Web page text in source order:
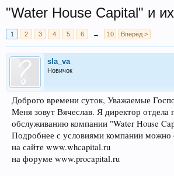
"Water House Capital" и
1 2 3 4 5 6 → 10 Вперёд >
sla_va
Новичок
Доброго времени суток, Уважаемые
Меня зовут Вячеслав. Я директор отдела
обслуживанию компании "Water House
Подробнее с условиями компании можно
на сайте www.whcapital.ru
на форуме www.procapital.ru